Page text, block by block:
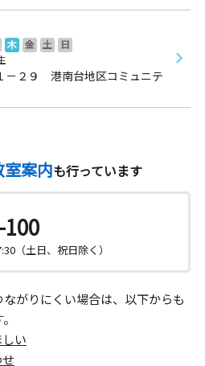
木 金 土
日
－２９ 港南台地区コミュニテ
案内も行っています
（土日、祝日除く）
がりにくい場合は、以下からも
い